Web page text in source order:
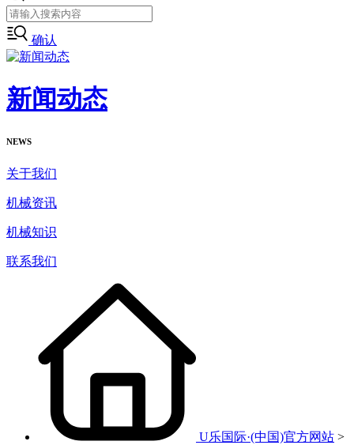
确认
新闻动态
NEWS
关于我们
机械资讯
机械知识
联系我们
U乐国际·(中国)官方网站 >